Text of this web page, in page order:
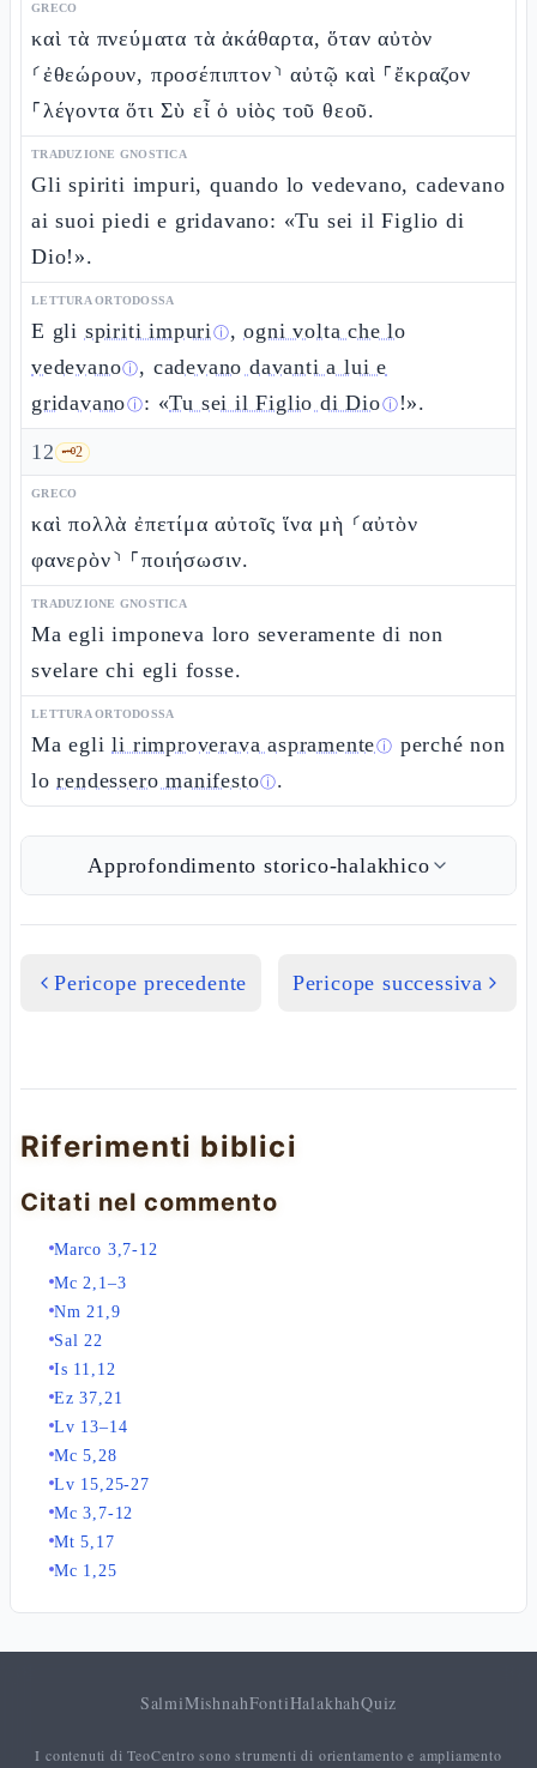
GRECO
καὶ τὰ πνεύματα τὰ ἀκάθαρτα, ὅταν αὐτὸν
⸂ἐθεώρουν, προσέπιπτον⸃ αὐτῷ καὶ ⸀ἔκραζον
⸀λέγοντα ὅτι Σὺ εἶ ὁ υἱὸς τοῦ θεοῦ.
TRADUZIONE GNOSTICA
Gli spiriti impuri, quando lo vedevano, cadevano
ai suoi piedi e gridavano: «Tu sei il Figlio di
Dio!».
LETTURA ORTODOSSA
E gli spiriti impuriⓘ,ogni volta che lo
vedevanoⓘ, cadevano davanti a lui e
gridavanoⓘ: «Tu sei il Figlio di Dioⓘ !».
12 🗝️2
GRECO
καὶ πολλὰ ἐπετίμα αὐτοῖς ἵνα μὴ ⸂αὐτὸν
φανερὸν⸃ ⸀ποιήσωσιν.
TRADUZIONE GNOSTICA
Ma egli imponeva loro severamente di non
svelare chi egli fosse.
LETTURA ORTODOSSA
Ma eglili rimproverava aspramenteⓘ perché non
lorendessero manifestoⓘ.
Approfondimento storico-halakhico
Pericope precedente Pericope successiva
Riferimenti biblici
Citati nel commento
Marco 3,7-12
Mc 2,1–3
Nm 21,9
Sal 22
Is 11,12
Ez 37,21
Lv 13–14
Mc 5,28
Lv 15,25-27
Mc 3,7-12
Mt 5,17
Mc 1,25
SalmiMishnahFontiHalakhahQuiz
I contenuti di TeoCentro sono strumenti di orientamento e ampliamento